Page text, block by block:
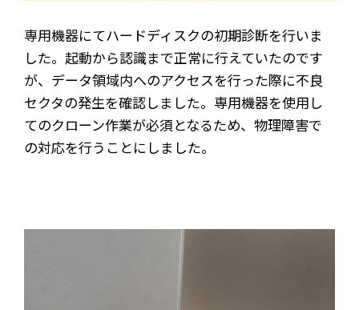
専用機器にてハードディスクの初期診断を行いま
した。起動から認識まで正常に行えていたのです
が、データ領域内へのアクセスを行った際に不良
セクタの発生を確認しました。専用機器を使用し
てのクローン作業が必須となるため、物理障害で
の対応を行うことにしました。